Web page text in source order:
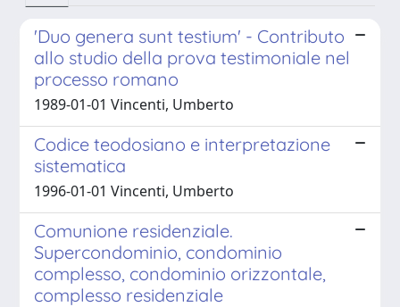
'Duo genera sunt testium' - Contributo
allo studio della prova testimoniale nel
processo romano
1989-01-01 Vincenti, Umberto
Codice teodosiano e interpretazione
sistematica
1996-01-01 Vincenti, Umberto
Comunione residenziale.
Supercondominio, condominio
complesso, condominio orizzontale,
complesso residenziale